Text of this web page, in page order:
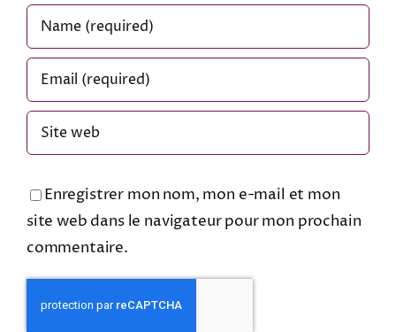
Enregistrer mon nom, mon e-mail et mon
site web dans le navigateur pour mon prochain
commentaire.